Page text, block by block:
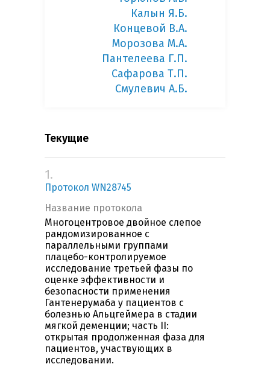
Калын Я.Б.
Концевой В.А.
Морозова М.А.
Пантелеева Г.П.
Сафарова Т.П.
Смулевич А.Б.
Текущие
1.
Протокол WN28745
Название протокола
Многоцентровое двойное слепое
рандомизированное с
параллельными группами
плацебо-контролируемое
исследование третьей фазы по
оценке эффективности и
безопасности применения
Гантенерумаба у пациентов с
болезнью Альцгеймера в стадии
мягкой деменции; часть II:
открытая продолженная фаза для
пациентов, участвующих в
исследовании.